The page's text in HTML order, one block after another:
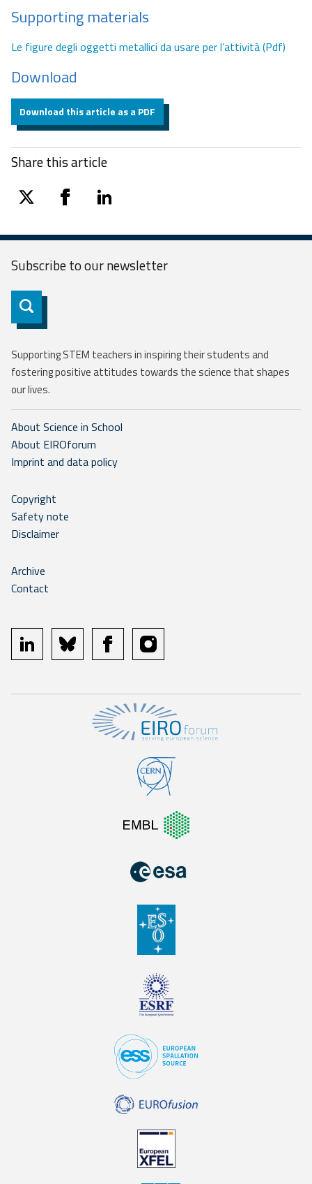
Supporting materials
Le figure degli oggetti metallici da usare per l’attività (Pdf)
Download
Download this article as a PDF
Share this article
twitter facebooklinkedin
Subscribe to ournewsletter
Subscribe
Supporting STEM teachers in inspiring their students and
fostering positive attitudes towards the science that shapes
our lives.
About Science in School
About EIROforum
Imprint and data policy
Copyright
Safety note
Disclaimer
Archive
Contact
linkedin bluesky facebookinstagram